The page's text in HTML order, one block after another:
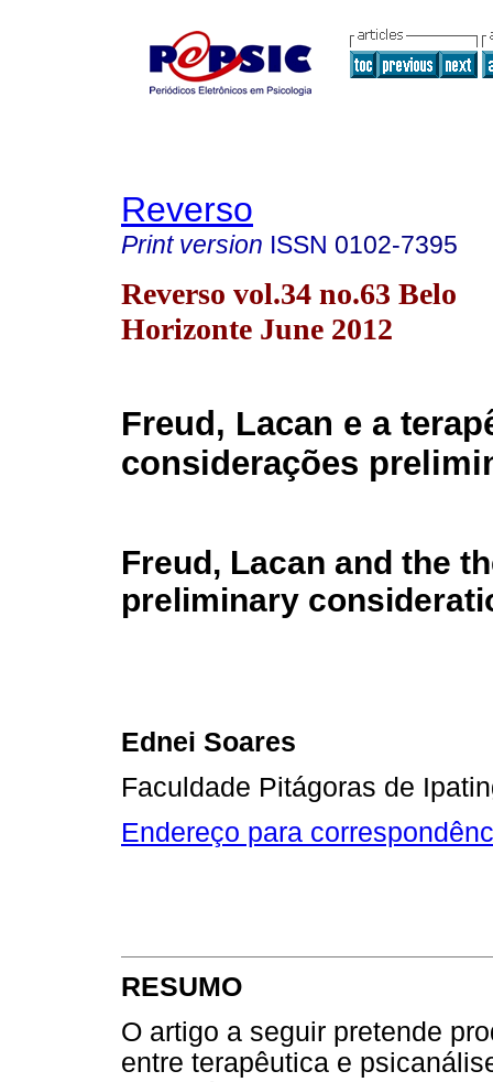
Reverso
Print version ISSN 0102-7395
Reverso vol.34 no.63 Belo
Horizonte June 2012
Freud, Lacan e a
considerações
Freud, Lacan and the
preliminary
Ednei Soares
Faculdade Pitágoras de
Endereço para
RESUMO
O artigo a seguir pretende
entre terapêutica e